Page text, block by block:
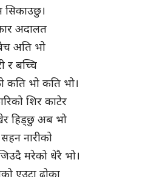
सिकाउछु।
अदालत
अति भो
र बच्चि
भो कति भो।
शिर काटेर
हिड्छु अब भो
नारीको
मरेको धेरै भो।
एउटा ढोका